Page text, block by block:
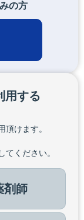
の方
用する
けます。
ください。
剤師